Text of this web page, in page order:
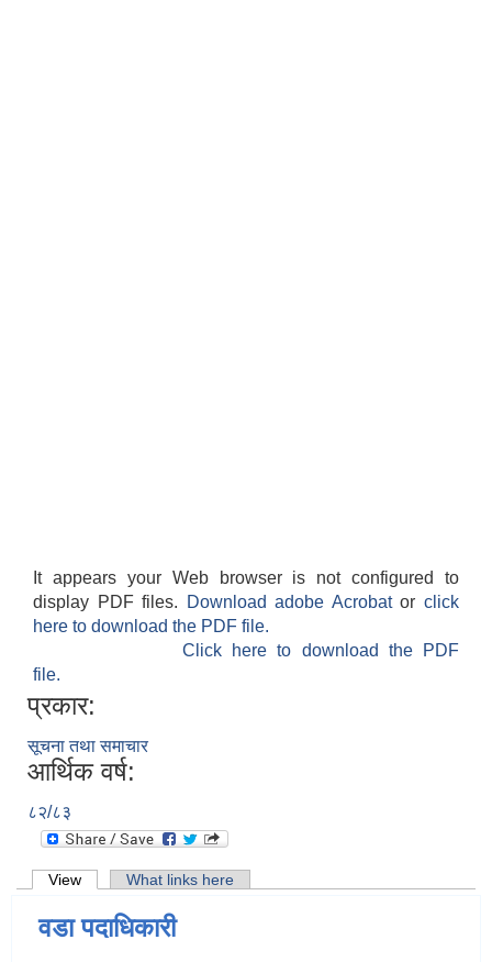
It appears your Web browser is not configured to
display PDF files.
Download adobe Acrobatorclick
here to download the PDF file.
Click here to download the PDF
file.
प्रकार:
सूचना तथा समाचार
आर्थिक वर्ष:
८२/८३
Primary tabs
View (active tab)What links here
वडा पदाधिकारी